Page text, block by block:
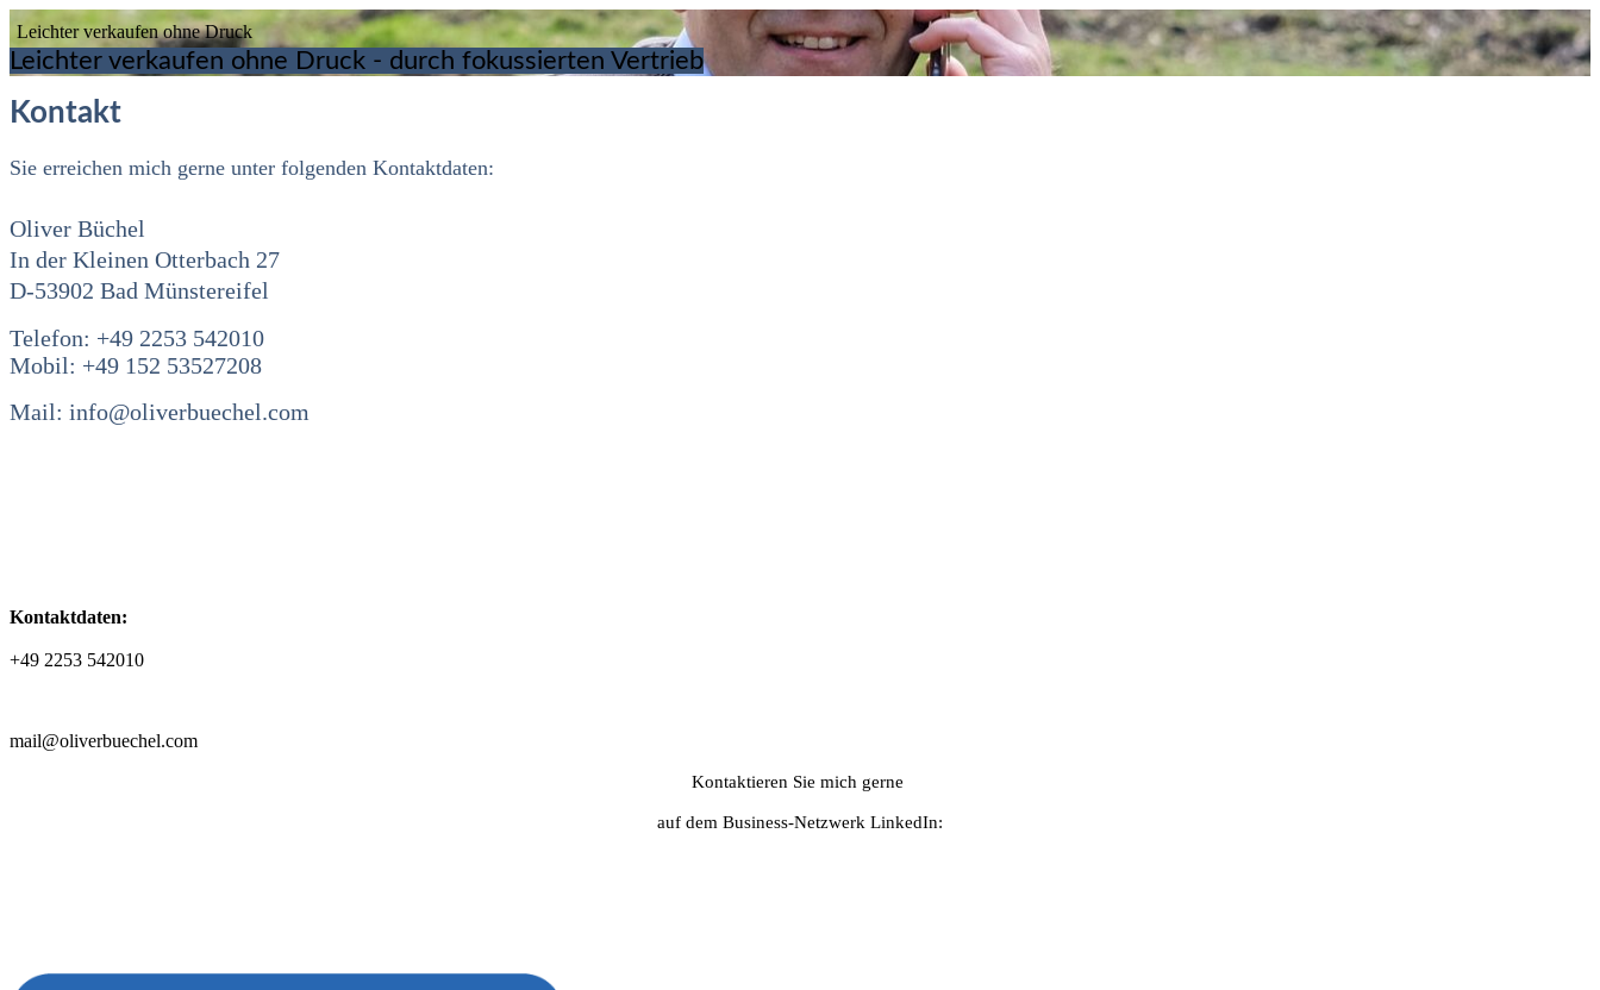
Leichter verkaufen ohne Druck
Leichter verkaufen ohne Druck - durch fokussierten Vertrieb
Kontakt
Sie erreichen mich gerne unter folgenden Kontaktdaten:
Oliver Büchel
In der Kleinen Otterbach 27
D-53902 Bad Münstereifel
Telefon: +49 2253 542010
Mobil: +49 152 53527208
Mail: info@oliverbuechel.com
Kontaktdaten:
+49 2253 542010
mail@oliverbuechel.com
Kontaktieren Sie mich gerne
auf dem Business-Netzwerk LinkedIn: